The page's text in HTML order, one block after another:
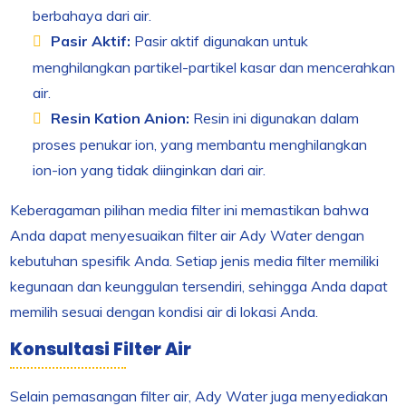
berbahaya dari air.
Pasir Aktif: Pasir aktif digunakan untuk
menghilangkan partikel-partikel kasar dan mencerahkan
air.
Resin Kation Anion: Resin ini digunakan dalam
proses penukar ion, yang membantu menghilangkan
ion-ion yang tidak diinginkan dari air.
Keberagaman pilihan media filter ini memastikan bahwa
Anda dapat menyesuaikan filter air Ady Water dengan
kebutuhan spesifik Anda. Setiap jenis media filter memiliki
kegunaan dan keunggulan tersendiri, sehingga Anda dapat
memilih sesuai dengan kondisi air di lokasi Anda.
Konsultasi Filter Air
Selain pemasangan filter air, Ady Water juga menyediakan